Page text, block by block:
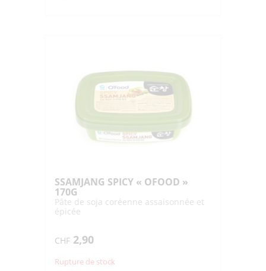
SSAMJANG SPICY « OFOOD »
170G
Pâte de soja coréenne assaisonnée et
épicée
CHF 2,90
Rupture de stock